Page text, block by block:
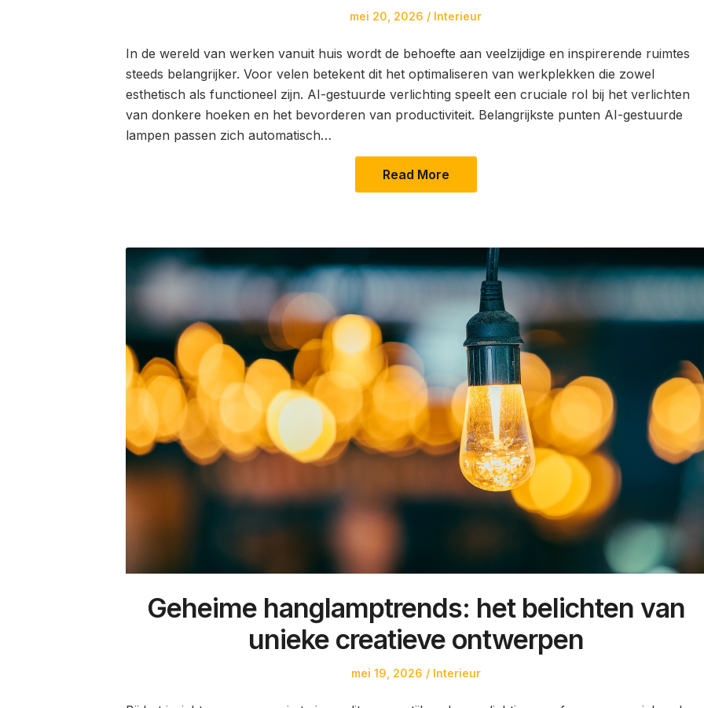
Posted
mei 20, 2026
Posted
Interieur
In de wereld van werken vanuit huis wordt de behoefte aan veelzijdige en inspirerende ruimtes
steeds belangrijker. Voor velen betekent dit het optimaliseren van werkplekken die zowel
esthetisch als functioneel zijn. AI-gestuurde verlichting speelt een cruciale rol bij het verlichten
van donkere hoeken en het bevorderen van productiviteit. Belangrijkste punten AI-gestuurde
lampen passen zich automatisch…
Read More
Geheime hanglamptrends: het belichten van
unieke creatieve ontwerpen
Posted
mei 19, 2026
Posted
Interieur